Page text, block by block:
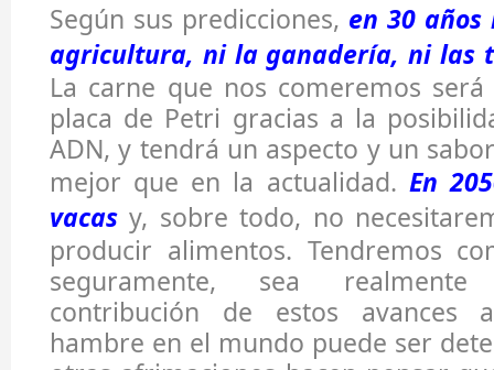
Según sus predicciones, en 30
agricultura, ni la ganadería, ni las
La carne que nos comeremos
placa de Petri gracias a la
ADN, y tendrá un aspecto y un
mejor que en la actualidad. En
vacas y, sobre todo, no
producir alimentos. Tendremos
seguramente, sea
contribución de estos avances
hambre en el mundo puede ser